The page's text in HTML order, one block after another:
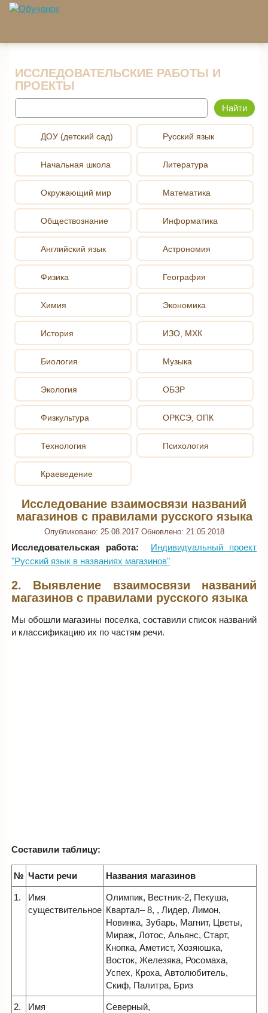
Перейти к основному содержанию
ИССЛЕДОВАТЕЛЬСКИЕ РАБОТЫ И
ПРОЕКТЫ
ДОУ (детский сад)
Начальная школа
Окружающий мир
Обществознание
Английский язык
Русский язык
Литература
Математика
Информатика
Астрономия
Физика
Химия
История
Биология
Экология
География
Экономика
ИЗО, МХК
Музыка
ОБЗР
Физкультура
Технология
Краеведение
ОРКСЭ, ОПК
Психология
Исследование взаимосвязи названий
магазинов с правилами русского языка
Опубликовано: 25.08.2017 Обновлено: 21.05.2018
Исследовательская работа:
Индивидуальный проект
"Русский язык в названиях магазинов"
2. Выявление взаимосвязи названий
магазинов с правилами русского языка
Мы обошли магазины поселка, составили список названий
и классификацию их по частям речи.
Составили таблицу:
№ Части речи Названия магазинов
1.
Имя
существительное
Олимпик, Вестник-2, Пекуша,
Квартал– 8, , Лидер, Лимон,
Новинка, Зубарь, Магнит, Цветы,
Мираж, Лотос, Альянс, Старт,
Кнопка, Аметист, Хозяюшка,
Восток, Железяка, Росомаха,
Успех, Кроха, Автолюбитель,
Скиф, Палитра, Бриз
2.
Имя
Северный,